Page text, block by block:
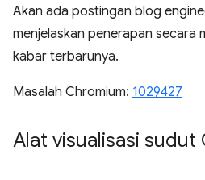
Akan ada postingan blog
menjelaskan penerapan secara
kabar terbarunya.
Masalah Chromium: 1029427
Alat visualisasi sudut